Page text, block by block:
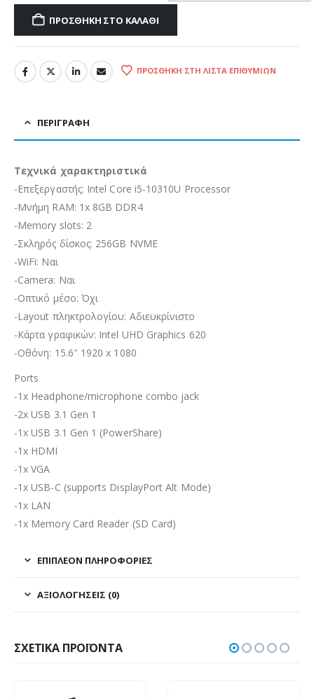
ΠΡΟΣΘΉΚΗ ΣΤΟ ΚΑΛΆΘΙ
ΠΡΟΣΘΉΚΗ ΣΤΗ ΛΊΣΤΑ ΕΠΙΘΥΜΙΏΝ
ΠΕΡΙΓΡΑΦΉ
Τεχνικά χαρακτηριστικά
-Επεξεργαστής: Intel Core i5-10310U Processor
-Μνήμη RAM: 1x 8GB DDR4
-Memory slots: 2
-Σκληρός δίσκος: 256GB NVME
-WiFi: Ναι
-Camera: Ναι
-Οπτικό μέσο: Όχι
-Layout πληκτρολογίου: Αδιευκρίνιστo
-Κάρτα γραφικών: Intel UHD Graphics 620
-Οθόνη: 15.6″ 1920 x 1080
Ports
-1x Headphone/microphone combo jack
-2x USB 3.1 Gen 1
-1x USB 3.1 Gen 1 (PowerShare)
-1x HDMI
-1x VGA
-1x USB-C (supports DisplayPort Alt Mode)
-1x LAN
-1x Memory Card Reader (SD Card)
ΕΠΙΠΛΈΟΝ ΠΛΗΡΟΦΟΡΊΕΣ
ΑΞΙΟΛΟΓΉΣΕΙΣ (0)
ΣΧΕΤΙΚΆ ΠΡΟΪΌΝΤΑ